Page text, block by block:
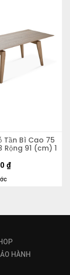
Tần Bì Cao 75
Rộng 91 (cm) 1
₫
HÀNH